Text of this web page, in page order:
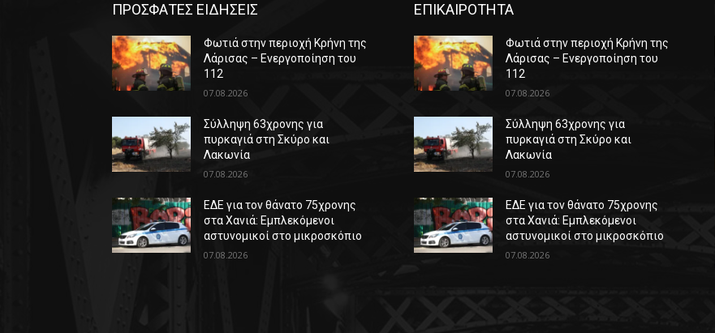
ΠΡΟΣΦΑΤΕΣ ΕΙΔΗΣΕΙΣ
Φωτιά στην περιοχή Κρήνη της
Λάρισας – Ενεργοποίηση του
112
07.08.2026
Σύλληψη 63χρονης για
πυρκαγιά στη Σκύρο και
Λακωνία
07.08.2026
ΕΔΕ για τον θάνατο 75χρονης
στα Χανιά: Εμπλεκόμενοι
αστυνομικοί στο μικροσκόπιο
07.08.2026
ΕΠΙΚΑΙΡΟΤΗΤΑ
Φωτιά στην περιοχή Κρήνη της
Λάρισας – Ενεργοποίηση του
112
07.08.2026
Σύλληψη 63χρονης για
πυρκαγιά στη Σκύρο και
Λακωνία
07.08.2026
ΕΔΕ για τον θάνατο 75χρονης
στα Χανιά: Εμπλεκόμενοι
αστυνομικοί στο μικροσκόπιο
07.08.2026